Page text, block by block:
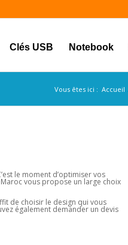
Clés USB Notebook
Vous êtes ici : Accueil
le moment d’optimiser vos
vous propose un large choix
de choisir le design qui vous
également demander un devis